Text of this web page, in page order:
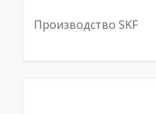
Производство SKF